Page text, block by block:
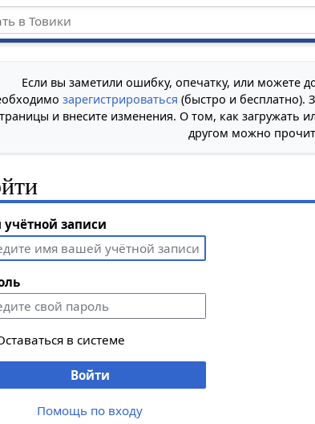
Если вы заметили ошибку, опечатку, или можете
зарегистрироваться (быстро и бесплатно).
и внесите изменения. О том, как загружать
другом можно
записи
в системе
Войти
Помощь по входу